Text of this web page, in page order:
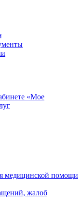
«Мое
медицинской помощи
жалоб